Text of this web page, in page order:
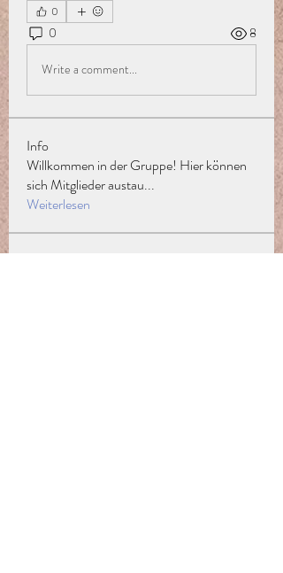
0
0 8
Write a comment...
Info
Willkommen in der Gruppe! Hier können
sich Mitglieder austau...
Weiterlesen